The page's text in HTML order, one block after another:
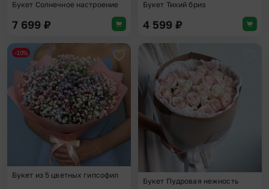
Букет Солнечное настроение
7 699 ₽
Букет Тихий бриз
4 599 ₽
Добавить в избранное
-10%
Букет из 5 цветных гипсофил
Букет Пудровая нежность